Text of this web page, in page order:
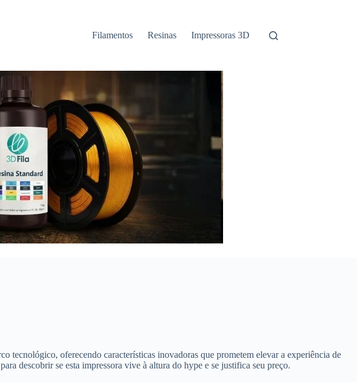
Filamentos Resinas Impressoras 3D
tecnológico, oferecendo características inovadoras que prometem elevar a experiência de
descobrir se esta impressora vive à altura do hype e se justifica seu preço.